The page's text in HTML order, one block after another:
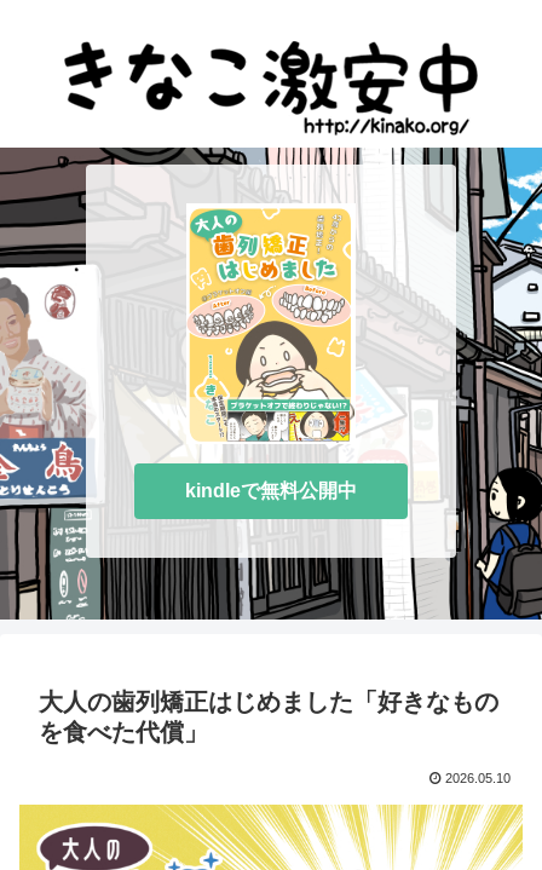
kindleで無料公開中
大人の歯列矯正はじめました「好きなもの
を食べた代償」
2026.05.10